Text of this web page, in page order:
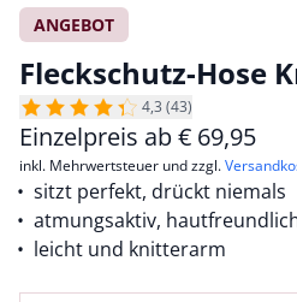
ANGEBOT
Fleckschutz-Hose
4,3 (43)
Einzelpreis ab€ 69,95
inkl. Mehrwertsteuer und zzgl.
sitzt perfekt, drückt niemals
atmungsaktiv,
leicht und knitterarm